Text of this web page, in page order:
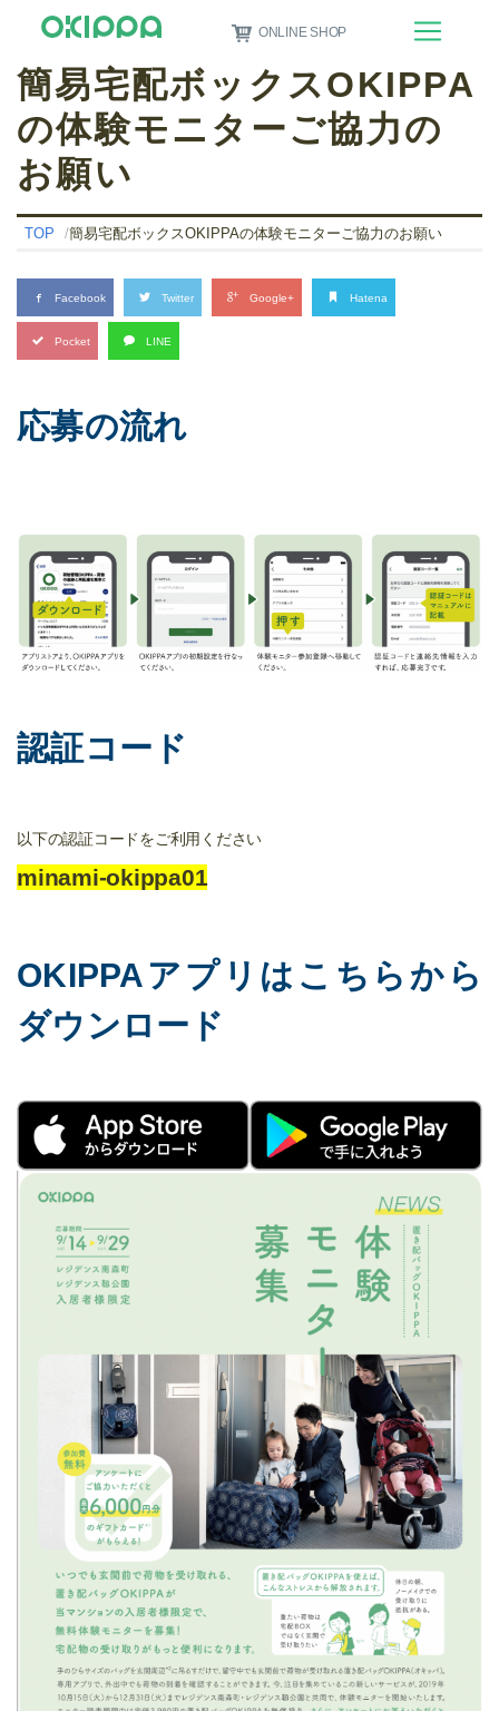
ONLINE SHOP
簡易宅配ボックスOKIPPA
の体験モニターご協力の
お願い
TOP 簡易宅配ボックスOKIPPAの体験モニターご協力のお願い
Facebook Twitter Google+ Hatena
Pocket LINE
応募の流れ
認証コード
以下の認証コードをご利用ください
minami-okippa01
OKIPPAアプリはこちらから
ダウンロード